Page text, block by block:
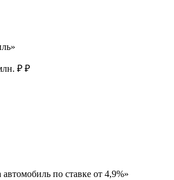
₽ ₽
по ставке от 4,9%»